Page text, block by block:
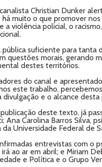
Christian Dunker
muito o que promover
violência policial, o
suficiente para tanta
questões morais, gerando
destes territórios.
do canal e
este trabalho,
e o alcance desta
deste texto, já
Ana Carolina Barros Silva,
Universidade Federal de
entrevistas com o
ao ar em abril; e Miriam
e Política e o Grupo